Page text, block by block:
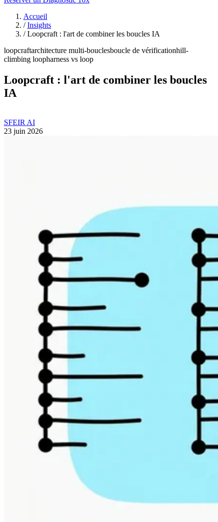
Accueil
/ Insights
/ Loopcraft : l'art de combiner les boucles IA
loopcraftarchitecture multi-bouclesboucle de vérificationhill-
climbing loopharness vs loop
Loopcraft : l'art de combiner les boucles
IA
SFEIR AI
23 juin 2026